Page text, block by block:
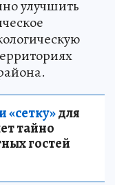
улучшить
для
тайно
гостей